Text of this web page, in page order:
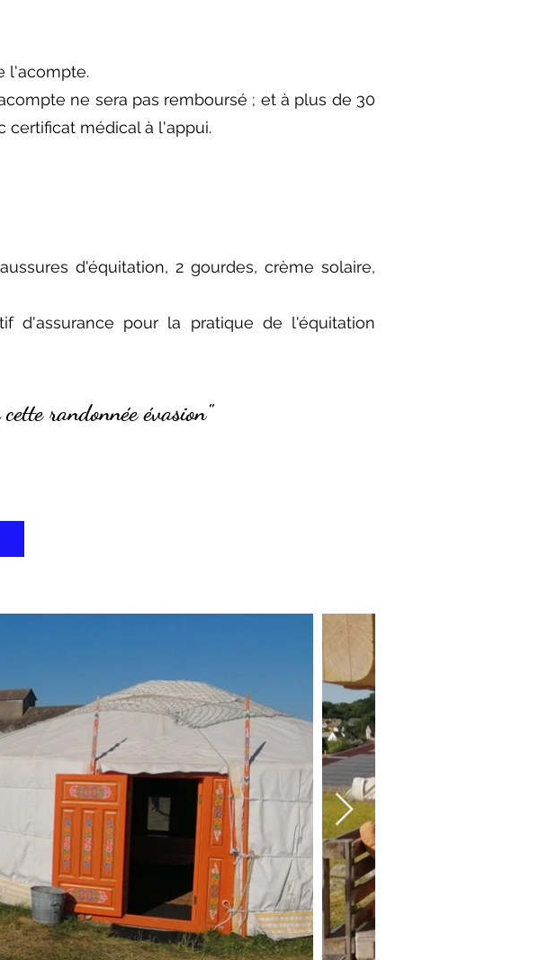
l'acompte.
ne sera pas remboursé ; et à plus de 30
certificat médical à l'appui.
d'équitation, 2 gourdes, crème solaire,
d'assurance pour la pratique de l'équitation
randonnée évasion"